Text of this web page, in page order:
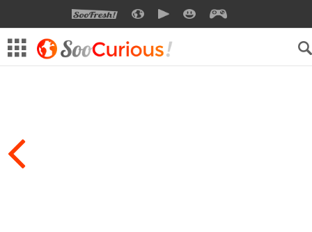
SOOFRESHSOOCURIOUSSOOMOTION
SOOSMILE